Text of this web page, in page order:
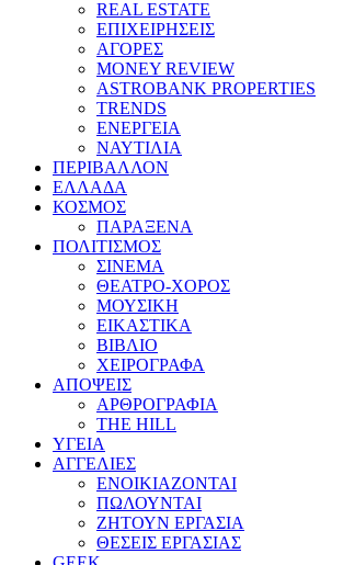
REAL ESTATE
ΕΠΙΧΕΙΡΗΣΕΙΣ
ΑΓΟΡΕΣ
MONEY REVIEW
ASTROBANK PROPERTIES
TRENDS
ΕΝΕΡΓΕΙΑ
ΝΑΥΤΙΛΙΑ
ΠΕΡΙΒΑΛΛΟΝ
ΕΛΛΑΔΑ
ΚΟΣΜΟΣ
ΠΑΡΑΞΕΝΑ
ΠΟΛΙΤΙΣΜΟΣ
ΣΙΝΕΜΑ
ΘΕΑΤΡΟ-ΧΟΡΟΣ
ΜΟΥΣΙΚΗ
ΕΙΚΑΣΤΙΚΑ
ΒΙΒΛΙΟ
ΧΕΙΡΟΓΡΑΦΑ
ΑΠΟΨΕΙΣ
ΑΡΘΡΟΓΡΑΦΙΑ
THE HILL
ΥΓΕΙΑ
ΑΓΓΕΛΙΕΣ
ΕΝΟΙΚΙΑΖΟΝΤΑΙ
ΠΩΛΟΥΝΤΑΙ
ΖΗΤΟΥΝ ΕΡΓΑΣΙΑ
ΘΕΣΕΙΣ ΕΡΓΑΣΙΑΣ